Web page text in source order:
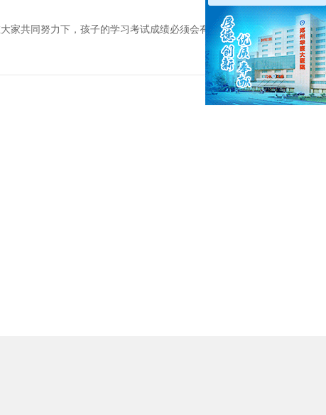
家共同努力下，孩子的学习考试成绩必须会有所下降。假